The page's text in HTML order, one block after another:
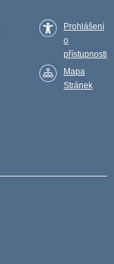
Prohlášení
o
přístupnosti
Mapa
Stránek